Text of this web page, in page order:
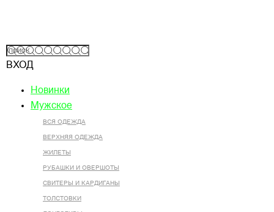
ВХОД
Новинки
Мужское
ВСЯ ОДЕЖДА
ВЕРХНЯЯ ОДЕЖДА
ЖИЛЕТЫ
РУБАШКИ И ОВЕРШОТЫ
СВИТЕРЫ И КАРДИГАНЫ
ТОЛСТОВКИ